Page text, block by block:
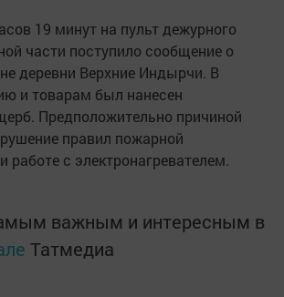
19 минут на пульт дежурного
части поступило сообщение о
деревни Верхние Индырчи. В
и товарам был нанесен
Предположительно причиной
правил пожарной
работе с электронагревателем.
важным и интересным в
Татмедиа